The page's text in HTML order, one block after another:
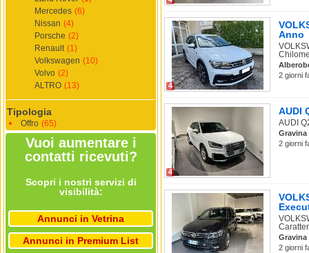
Mercedes (6)
Nissan (4)
Porsche (2)
Renault (1)
Volkswagen (10)
Volvo (2)
ALTRO (13)
Tipologia
Offro (65)
Vuoi aumentare i
contatti ricevuti?
Scopri i nostri servizi di
visibilità:
Annunci in Vetrina
Annunci in Premium List
4
Anno
2 giorni
4
AUDI
AUDI
Gravina
2 giorni
Gravina
2 giorni